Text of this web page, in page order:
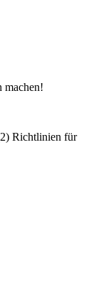
machen!
Richtlinien für